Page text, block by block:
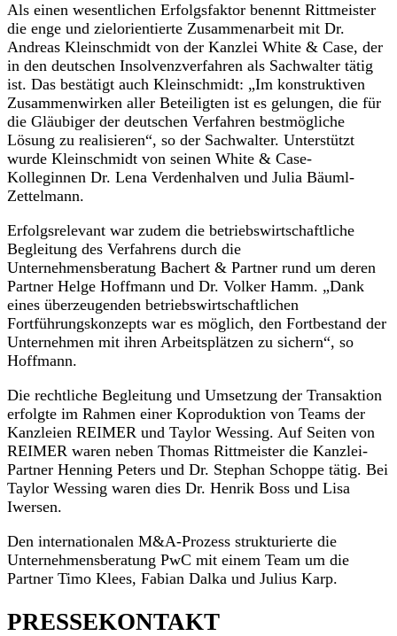
Als einen wesentlichen Erfolgsfaktor benennt Rittmeister
die enge und zielorientierte Zusammenarbeit mit Dr.
Andreas Kleinschmidt von der Kanzlei White & Case, der
in den deutschen Insolvenzverfahren als Sachwalter tätig
ist. Das bestätigt auch Kleinschmidt: „Im konstruktiven
Zusammenwirken aller Beteiligten ist es gelungen, die für
die Gläubiger der deutschen Verfahren bestmögliche
Lösung zu realisieren“, so der Sachwalter. Unterstützt
wurde Kleinschmidt von seinen White & Case-
Kolleginnen Dr. Lena Verdenhalven und Julia Bäuml-
Zettelmann.
Erfolgsrelevant war zudem die betriebswirtschaftliche
Begleitung des Verfahrens durch die
Unternehmensberatung Bachert & Partner rund um deren
Partner Helge Hoffmann und Dr. Volker Hamm. „Dank
eines überzeugenden betriebswirtschaftlichen
Fortführungskonzepts war es möglich, den Fortbestand der
Unternehmen mit ihren Arbeitsplätzen zu sichern“, so
Hoffmann.
Die rechtliche Begleitung und Umsetzung der Transaktion
erfolgte im Rahmen einer Koproduktion von Teams der
Kanzleien REIMER und Taylor Wessing. Auf Seiten von
REIMER waren neben Thomas Rittmeister die Kanzlei-
Partner Henning Peters und Dr. Stephan Schoppe tätig. Bei
Taylor Wessing waren dies Dr. Henrik Boss und Lisa
Iwersen.
Den internationalen M&A-Prozess strukturierte die
Unternehmensberatung PwC mit einem Team um die
Partner Timo Klees, Fabian Dalka und Julius Karp.
PRESSEKONTAKT